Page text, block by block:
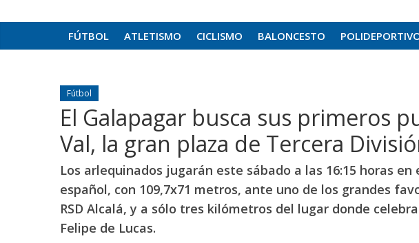
FÚTBOL ATLETISMO CICLISMO BALONCESTO
Fútbol
El Galapagar busca sus primeros
Val, la gran plaza de Tercera
Los arlequinados jugarán este sábado a las 16:15 horas
español, con 109,7x71 metros, ante uno de los grandes
RSD Alcalá, y a sólo tres kilómetros del lugar donde
Felipe de Lucas.